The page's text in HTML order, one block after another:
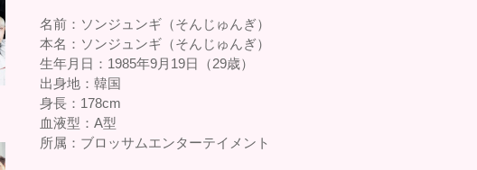
名前：ソンジュンギ（そんじゅんぎ）
本名：ソンジュンギ（そんじゅんぎ）
生年月日：1985年9月19日（29歳）
出身地：韓国
身長：178cm
血液型：A型
所属：ブロッサムエンターテイメント